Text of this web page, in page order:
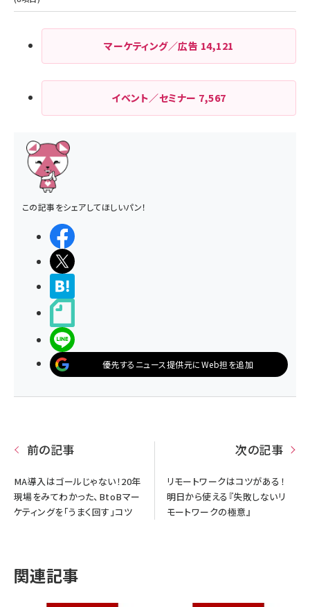
マーケティング／広告 14,121
イベント／セミナー 7,567
この記事をシェアしてほしいパン！
優先するニュース提供元にWeb担を追加
前の記事
MA導入はゴールじゃない！20年
現場をみてわかった、BtoBマー
ケティングを「うまく回す」コツ
次の記事
リモートワークはコツがある！
明日から使える『失敗しないリ
モートワークの極意』
関連記事